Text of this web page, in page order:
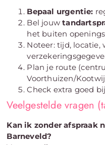
Bepaal urgentie:
Bel jouw
het buiten
Noteer: tijd,
Plan je route
Voorthuizen/
Check extra goed bij
Veelgestelde vragen
Kan ik zonder afspraak
Barneveld?